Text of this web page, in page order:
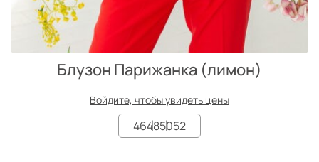
Блузон Парижанка (лимон)
Войдите, чтобы увидеть цены
46485052